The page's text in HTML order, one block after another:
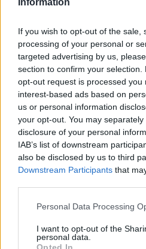
Information
If you wish to opt-out of the sale,
processing of your personal or
targeted advertising by us,
section to confirm your
opt-out request is processed you
interest-based ads based on
us or personal information
your opt-out. You may
disclosure of your personal
IAB’s list of downstream
also be disclosed by us to third
Downstream Participants that
Please note that this website/
not limited to your visit or usage
grant or deny consent to Google
Personal Data Processing
I want to opt-out of the
personal data.
Inviaci le
i tuoi video
Su
345 356
Ricevi le
daGoogle